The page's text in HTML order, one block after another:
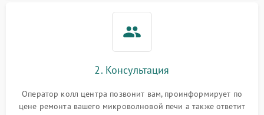
2. Консультация
Оператор колл центра позвонит вам, проинформирует по
цене ремонта вашего микроволновой печи а также ответит